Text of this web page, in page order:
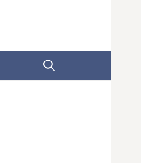
Ricerca